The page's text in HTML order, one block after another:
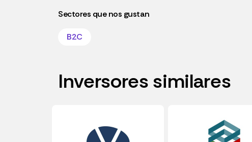
Sectores que nos gustan
B2C
Inversores similares